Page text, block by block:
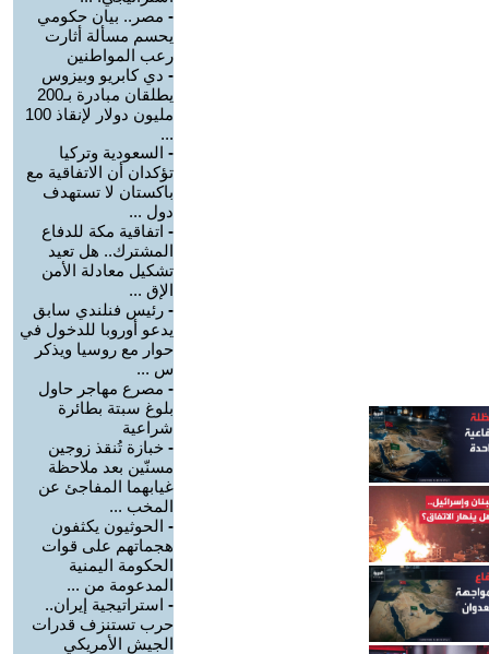
- مصر.. بيان حكومي
يحسم مسألة أثارت
رعب المواطنين
- دي كابريو وبيزوس
يطلقان مبادرة بـ200
مليون دولار لإنقاذ 100
...
- السعودية وتركيا
تؤكدان أن الاتفاقية مع
باكستان لا تستهدف
دول ...
- اتفاقية مكة للدفاع
المشترك.. هل تعيد
تشكيل معادلة الأمن
الإق ...
- رئيس فنلندي سابق
يدعو أوروبا للدخول في
حوار مع روسيا ويذكر
س ...
- مصرع مهاجر حاول
بلوغ سبتة بطائرة
شراعية
- خبازة تُنقذ زوجين
مسنّين بعد ملاحظة
غيابهما المفاجئ عن
المخب ...
- الحوثيون يكثفون
هجماتهم على قوات
الحكومة اليمنية
المدعومة من ...
- استراتيجية إيران..
حرب تستنزف قدرات
الجيش الأمريكي